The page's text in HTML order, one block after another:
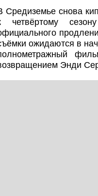
Средиземье снова
четвёртому
ожидаются в
Энди